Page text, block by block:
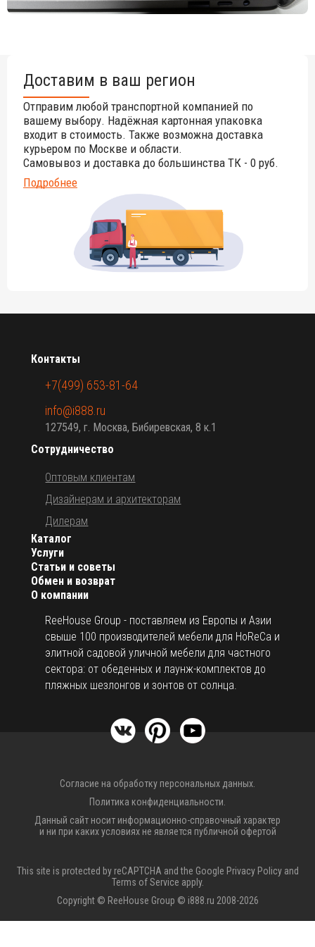
неравномерные природные рисунки, различность оттенков ‐
Доставим в ваш регион
Отправим любой транспортной компанией по
вашему выбору. Надёжная картонная упаковка
входит в стоимость. Также возможна доставка
курьером по Москве и области.
Самовывоз и доставка до большинства ТК - 0 руб.
Подробнее
О компании
ReeHouse Group - поставляем из Европы и Азии
свыше 100 производителей мебели для HoReCa и
элитной садовой уличной мебели для частного
сектора: от обеденных и лаунж-комплектов до
пляжных шезлонгов и зонтов от солнца.
Каталог
Услуги
Статьи и советы
Обмен и возврат
Сотрудничество
Оптовым клиентам
Дизайнерам и архитекторам
Дилерам
Контакты
+7(499) 653-81-64
info@i888.ru
127549, г. Москва, Бибиревская, 8 к.1
Согласие на обработку персональных данных.
Политика конфиденциальности.
Данный сайт носит информационно-справочный характер
и ни при каких условиях не является публичной офертой
This site is protected by reCAPTCHA and the Google Privacy Policyand
Terms of Service apply.
Copyright © ReeHouse Group © i888.ru 2008-2026